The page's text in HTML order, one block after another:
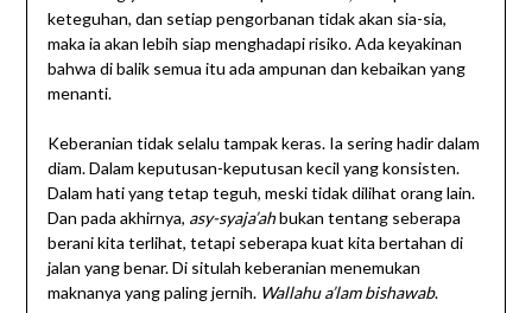
keteguhan, dan setiap pengorbanan tidak akan sia-sia,
maka ia akan lebih siap menghadapi risiko. Ada keyakinan
bahwa di balik semua itu ada ampunan dan kebaikan yang
menanti.
Keberanian tidak selalu tampak keras. Ia sering hadir dalam
diam. Dalam keputusan-keputusan kecil yang konsisten.
Dalam hati yang tetap teguh, meski tidak dilihat orang lain.
Dan pada akhirnya, asy-syaja’ahbukan tentang seberapa
berani kita terlihat, tetapi seberapa kuat kita bertahan di
jalan yang benar. Di situlah keberanian menemukan
maknanya yang paling jernih. Wallahu a’lam bishawab.